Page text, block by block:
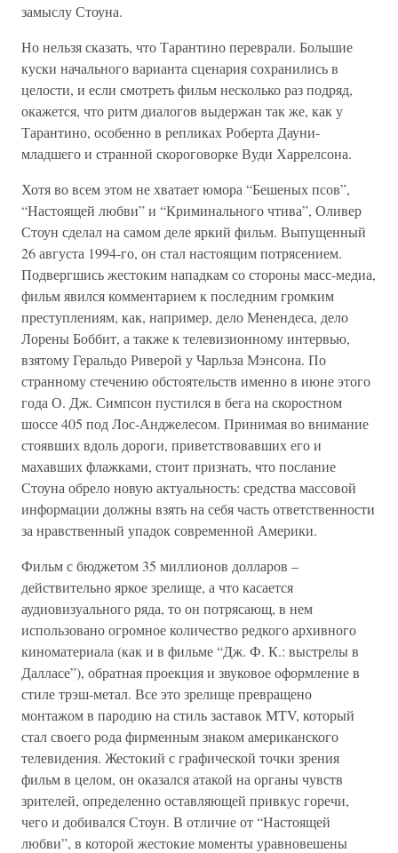
замыслу Стоуна.
Но нельзя сказать, что Тарантино переврали. Большие
куски начального варианта сценария сохранились в
целости, и если смотреть фильм несколько раз подряд,
окажется, что ритм диалогов выдержан так же, как у
Тарантино, особенно в репликах Роберта Дауни-
младшего и странной скороговорке Вуди Харрелсона.
Хотя во всем этом не хватает юмора “Бешеных псов”,
“Настоящей любви” и “Криминального чтива”, Оливер
Стоун сделал на самом деле яркий фильм. Выпущенный
26 августа 1994-го, он стал настоящим потрясением.
Подвергшись жестоким нападкам со стороны масс-медиа,
фильм явился комментарием к последним громким
преступлениям, как, например, дело Менендеса, дело
Лорены Боббит, а также к телевизионному интервью,
взятому Геральдо Риверой у Чарльза Мэнсона. По
странному стечению обстоятельств именно в июне этого
года О. Дж. Симпсон пустился в бега на скоростном
шоссе 405 под Лос-Анджелесом. Принимая во внимание
стоявших вдоль дороги, приветствовавших его и
махавших флажками, стоит признать, что послание
Стоуна обрело новую актуальность: средства массовой
информации должны взять на себя часть ответственности
за нравственный упадок современной Америки.
Фильм с бюджетом 35 миллионов долларов –
действительно яркое зрелище, а что касается
аудиовизуального ряда, то он потрясающ, в нем
использовано огромное количество редкого архивного
киноматериала (как и в фильме “Дж. Ф. К.: выстрелы в
Далласе”), обратная проекция и звуковое оформление в
стиле трэш-метал. Все это зрелище превращено
монтажом в пародию на стиль заставок MTV, который
стал своего рода фирменным знаком американского
телевидения. Жестокий с графической точки зрения
фильм в целом, он оказался атакой на органы чувств
зрителей, определенно оставляющей привкус горечи,
чего и добивался Стоун. В отличие от “Настоящей
любви”, в которой жестокие моменты уравновешены